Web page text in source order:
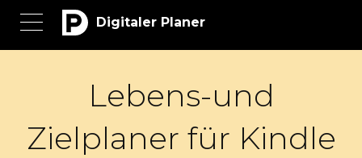
Digitaler Planer
Lebens-und
Zielplaner für Kindle